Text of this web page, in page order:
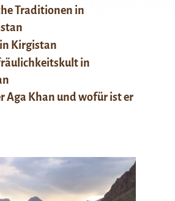
Traditionen in
Kirgistan
in
Aga Khan und wofür ist er